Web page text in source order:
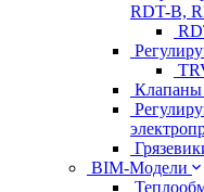
RDT-B,
Клапаны
BIM-Модели